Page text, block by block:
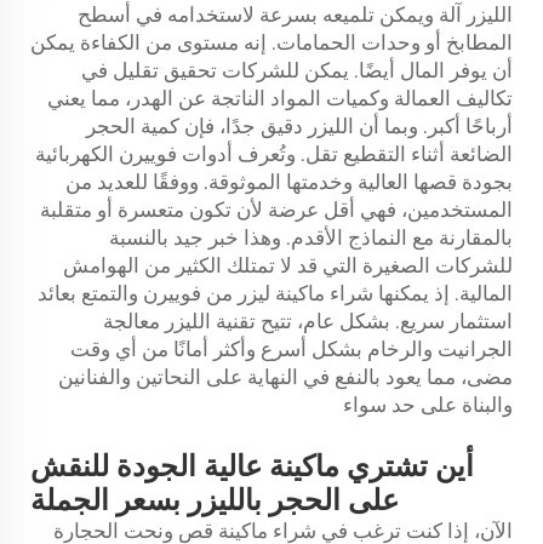
الليزر آلة ويمكن تلميعه بسرعة لاستخدامه في أسطح
المطابخ أو وحدات الحمامات. إنه مستوى من الكفاءة يمكن
أن يوفر المال أيضًا. يمكن للشركات تحقيق تقليل في
تكاليف العمالة وكميات المواد الناتجة عن الهدر، مما يعني
أرباحًا أكبر. وبما أن الليزر دقيق جدًا، فإن كمية الحجر
الضائعة أثناء التقطيع تقل. وتُعرف أدوات فوييرن الكهربائية
بجودة قصها العالية وخدمتها الموثوقة. ووفقًا للعديد من
المستخدمين، فهي أقل عرضة لأن تكون متعسرة أو متقلبة
بالمقارنة مع النماذج الأقدم. وهذا خبر جيد بالنسبة
للشركات الصغيرة التي قد لا تمتلك الكثير من الهوامش
المالية. إذ يمكنها شراء ماكينة ليزر من فوييرن والتمتع بعائد
استثمار سريع. بشكل عام، تتيح تقنية الليزر معالجة
الجرانيت والرخام بشكل أسرع وأكثر أمانًا من أي وقت
مضى، مما يعود بالنفع في النهاية على النحاتين والفنانين
والبناة على حد سواء
أين تشتري ماكينة عالية الجودة للنقش
على الحجر بالليزر بسعر الجملة
الآن، إذا كنت ترغب في شراء ماكينة قص ونحت الحجارة